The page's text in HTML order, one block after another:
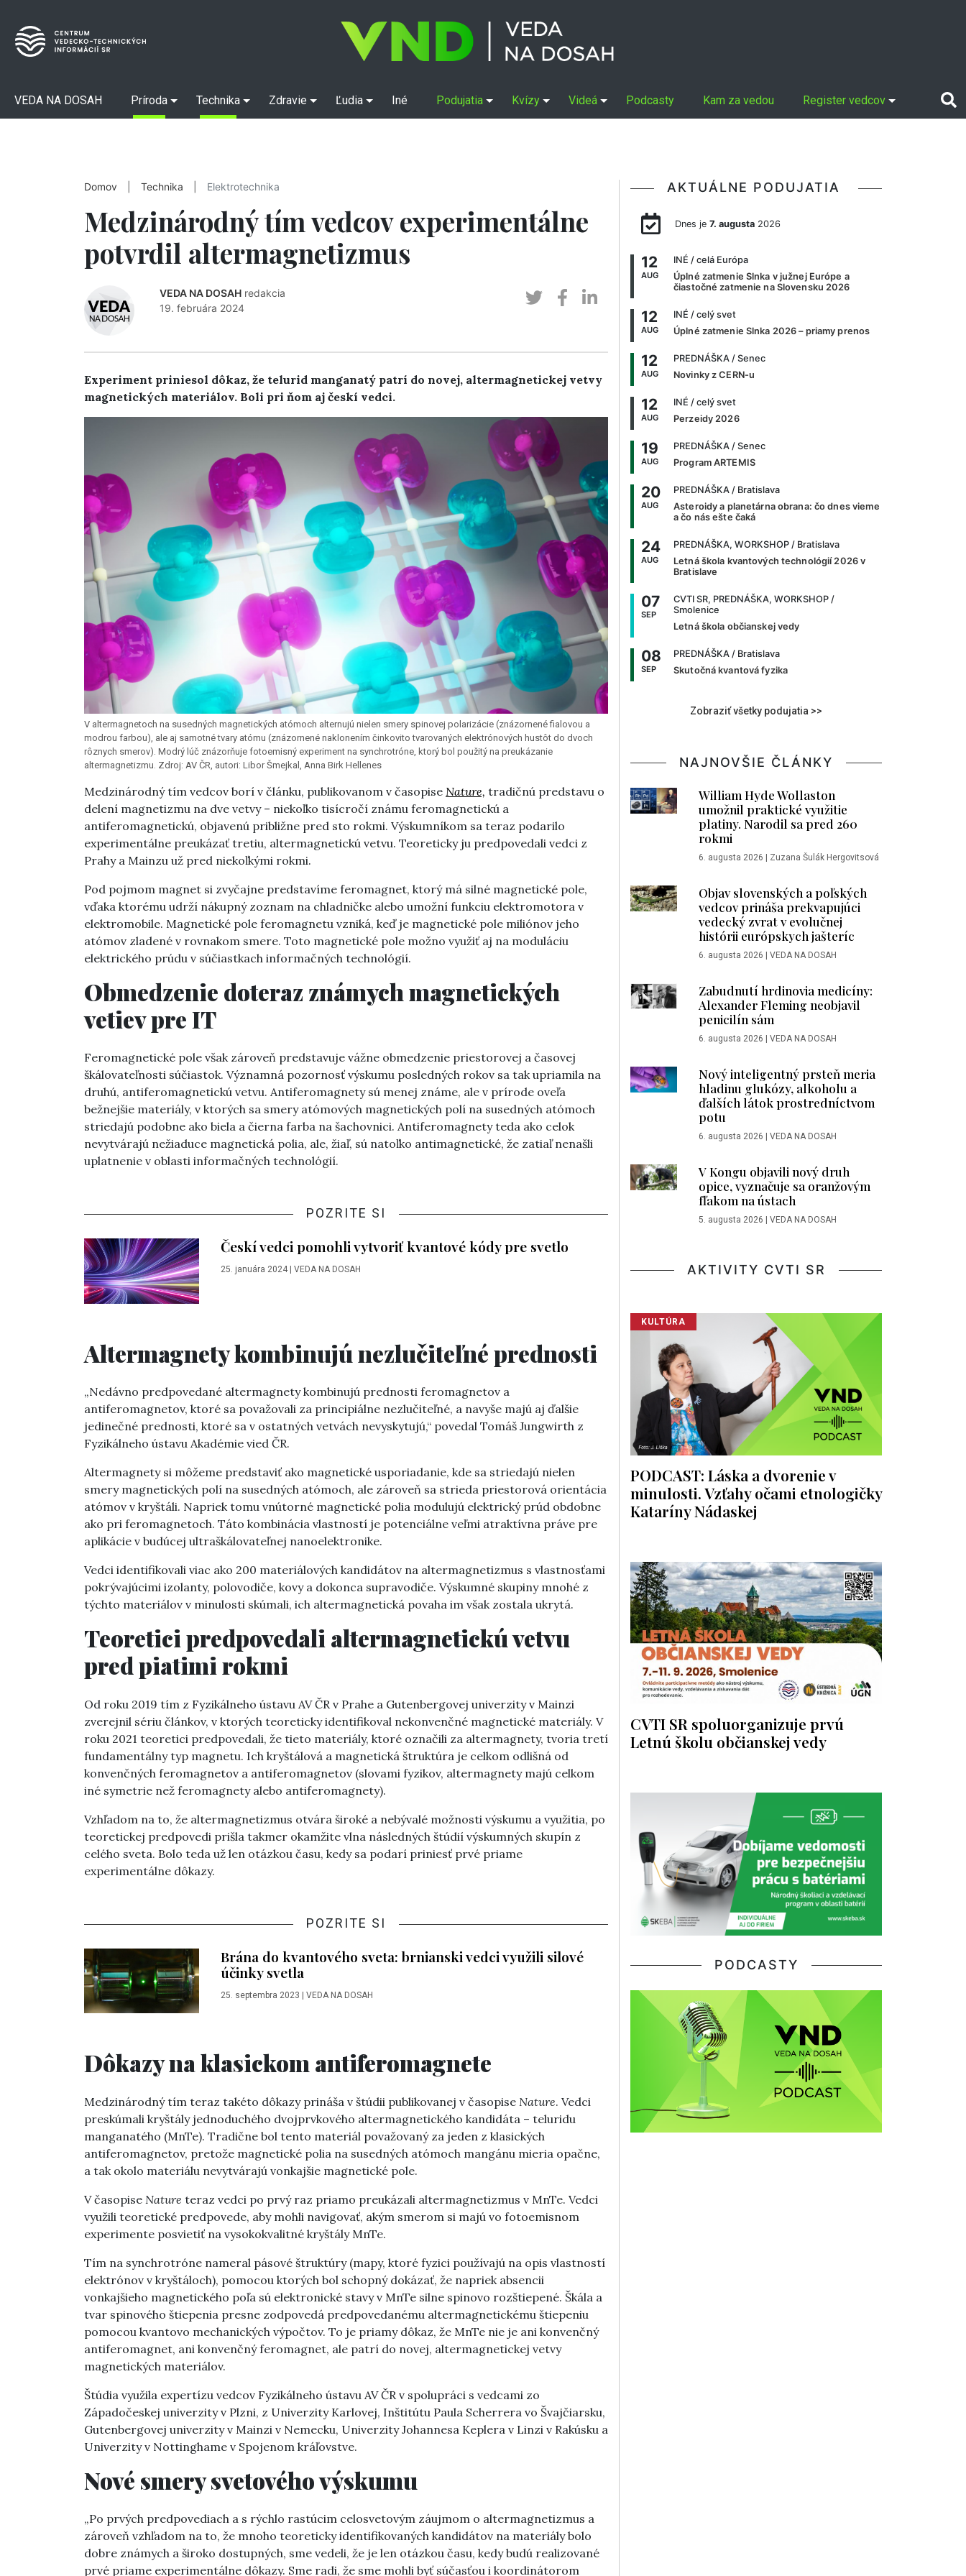
VEDA NA DOSAH Príroda Technika Zdravie Ľudia Iné Podujatia Kvízy Videá Podcasty Kam za vedou Register vedcov
Domov Technika Elektrotechnika
Medzinárodný tím vedcov experimentálne
potvrdil altermagnetizmus
VEDA NA DOSAH redakcia
19. februára 2024
Experiment priniesol dôkaz, že telurid manganatý patrí do novej, altermagnetickej vetvy
magnetických materiálov. Boli pri ňom aj českí vedci.
V altermagnetoch na susedných magnetických atómoch alternujú nielen smery spinovej polarizácie (znázornené fialovou a
modrou farbou), ale aj samotné tvary atómu (znázornené naklonením činkovito tvarovaných elektrónových hustôt do dvoch
rôznych smerov). Modrý lúč znázorňuje fotoemisný experiment na synchrotróne, ktorý bol použitý na preukázanie
altermagnetizmu. Zdroj: AV ČR, autori: Libor Šmejkal, Anna Birk Hellenes
Medzinárodný tím vedcov borí v článku, publikovanom v časopise Nature, tradičnú predstavu o
delení magnetizmu na dve vetvy – niekoľko tisícročí známu feromagnetickú a
antiferomagnetickú, objavenú približne pred sto rokmi. Výskumníkom sa teraz podarilo
experimentálne preukázať tretiu, altermagnetickú vetvu. Teoreticky ju predpovedali vedci z
Prahy a Mainzu už pred niekoľkými rokmi.
Pod pojmom magnet si zvyčajne predstavíme feromagnet, ktorý má silné magnetické pole,
vďaka ktorému udrží nákupný zoznam na chladničke alebo umožní funkciu elektromotora v
elektromobile. Magnetické pole feromagnetu vzniká, keď je magnetické pole miliónov jeho
atómov zladené v rovnakom smere. Toto magnetické pole možno využiť aj na moduláciu
elektrického prúdu v súčiastkach informačných technológií.
Obmedzenie doteraz známych magnetických
vetiev pre IT
Feromagnetické pole však zároveň predstavuje vážne obmedzenie priestorovej a časovej
škálovateľnosti súčiastok. Významná pozornosť výskumu posledných rokov sa tak upriamila na
druhú, antiferomagnetickú vetvu. Antiferomagnety sú menej známe, ale v prírode oveľa
bežnejšie materiály, v ktorých sa smery atómových magnetických polí na susedných atómoch
striedajú podobne ako biela a čierna farba na šachovnici. Antiferomagnety teda ako celok
nevytvárajú nežiaduce magnetická polia, ale, žiaľ, sú natoľko antimagnetické, že zatiaľ nenašli
uplatnenie v oblasti informačných technológií.
POZRITE SI
Českí vedci pomohli vytvoriť kvantové kódy pre svetlo
25. januára 2024| VEDA NA DOSAH
Altermagnety kombinujú nezlučiteľné prednosti
„Nedávno predpovedané altermagnety kombinujú prednosti feromagnetov a
antiferomagnetov, ktoré sa považovali za principiálne nezlučiteľné, a navyše majú aj ďalšie
jedinečné prednosti, ktoré sa v ostatných vetvách nevyskytujú,“ povedal Tomáš Jungwirth z
Fyzikálneho ústavu Akadémie vied ČR.
Altermagnety si môžeme predstaviť ako magnetické usporiadanie, kde sa striedajú nielen
smery magnetických polí na susedných atómoch, ale zároveň sa strieda priestorová orientácia
atómov v kryštáli. Napriek tomu vnútorné magnetické polia modulujú elektrický prúd obdobne
ako pri feromagnetoch. Táto kombinácia vlastností je potenciálne veľmi atraktívna práve pre
aplikácie v budúcej ultraškálovateľnej nanoelektronike.
Vedci identifikovali viac ako 200 materiálových kandidátov na altermagnetizmus s vlastnosťami
pokrývajúcimi izolanty, polovodiče, kovy a dokonca supravodiče. Výskumné skupiny mnohé z
týchto materiálov v minulosti skúmali, ich altermagnetická povaha im však zostala ukrytá.
Teoretici predpovedali altermagnetickú vetvu
pred piatimi rokmi
Od roku 2019 tím z Fyzikálneho ústavu AV ČR v Prahe a Gutenbergovej univerzity v Mainzi
zverejnil sériu článkov, v ktorých teoreticky identifikoval nekonvenčné magnetické materiály. V
roku 2021 teoretici predpovedali, že tieto materiály, ktoré označili za altermagnety, tvoria tretí
fundamentálny typ magnetu. Ich kryštálová a magnetická štruktúra je celkom odlišná od
konvenčných feromagnetov a antiferomagnetov (slovami fyzikov, altermagnety majú celkom
iné symetrie než feromagnety alebo antiferomagnety).
Vzhľadom na to, že altermagnetizmus otvára široké a nebývalé možnosti výskumu a využitia, po
teoretickej predpovedi prišla takmer okamžite vlna následných štúdií výskumných skupín z
celého sveta. Bolo teda už len otázkou času, kedy sa podarí priniesť prvé priame
experimentálne dôkazy.
POZRITE SI
Brána do kvantového sveta: brnianski vedci využili silové
účinky svetla
25. septembra 2023 | VEDA NA DOSAH
Dôkazy na klasickom antiferomagnete
Medzinárodný tím teraz takéto dôkazy prináša v štúdii publikovanej v časopise Nature. Vedci
preskúmali kryštály jednoduchého dvojprvkového altermagnetického kandidáta – teluridu
manganatého (MnTe). Tradične bol tento materiál považovaný za jeden z klasických
antiferomagnetov, pretože magnetické polia na susedných atómoch mangánu mieria opačne,
a tak okolo materiálu nevytvárajú vonkajšie magnetické pole.
V časopise Nature teraz vedci po prvý raz priamo preukázali altermagnetizmus v MnTe. Vedci
využili teoretické predpovede, aby mohli navigovať, akým smerom si majú vo fotoemisnom
experimente posvietiť na vysokokvalitné kryštály MnTe.
Tím na synchrotróne nameral pásové štruktúry (mapy, ktoré fyzici používajú na opis vlastností
elektrónov v kryštáloch), pomocou ktorých bol schopný dokázať, že napriek absencii
vonkajšieho magnetického poľa sú elektronické stavy v MnTe silne spinovo rozštiepené. Škála a
tvar spinového štiepenia presne zodpovedá predpovedanému altermagnetickému štiepeniu
pomocou kvantovo mechanických výpočtov. To je priamy dôkaz, že MnTe nie je ani konvenčný
antiferomagnet, ani konvenčný feromagnet, ale patrí do novej, altermagnetickej vetvy
magnetických materiálov.
Štúdia využila expertízu vedcov Fyzikálneho ústavu AV ČR v spolupráci s vedcami zo
Západočeskej univerzity v Plzni, z Univerzity Karlovej, Inštitútu Paula Scherrera vo Švajčiarsku,
Gutenbergovej univerzity v Mainzi v Nemecku, Univerzity Johannesa Keplera v Linzi v Rakúsku a
Univerzity v Nottinghame v Spojenom kráľovstve.
Nové smery svetového výskumu
„Po prvých predpovediach a s rýchlo rastúcim celosvetovým záujmom o altermagnetizmus a
zároveň vzhľadom na to, že mnoho teoreticky identifikovaných kandidátov na materiály bolo
dobre známych a široko dostupných, sme vedeli, že je len otázkou času, kedy budú realizované
prvé priame experimentálne dôkazy. Sme radi, že sme mohli byť súčasťou i koordinátorom
AKTUÁLNE PODUJATIA
Dnes je 7. augusta2026
12
AUG
INÉ / celá Európa
Úplné zatmenie Slnka v južnej Európe a
čiastočné zatmenie na Slovensku 2026
12
AUG
INÉ / celý svet
Úplné zatmenie Slnka 2026 – priamy prenos
12
AUG
PREDNÁŠKA / Senec
Novinky z CERN-u
12
AUG
INÉ / celý svet
Perzeidy 2026
19
AUG
PREDNÁŠKA / Senec
Program ARTEMIS
20
AUG
PREDNÁŠKA / Bratislava
Asteroidy a planetárna obrana: čo dnes vieme
a čo nás ešte čaká
24
AUG
PREDNÁŠKA, WORKSHOP / Bratislava
Letná škola kvantových technológií 2026 v
Bratislave
07
SEP
CVTI SR, PREDNÁŠKA, WORKSHOP /
Smolenice
Letná škola občianskej vedy
08
SEP
PREDNÁŠKA / Bratislava
Skutočná kvantová fyzika
Zobraziť všetky podujatia >>
NAJNOVŠIE ČLÁNKY
William Hyde Wollaston
umožnil praktické využitie
platiny. Narodil sa pred 260
rokmi
6. augusta 2026 | Zuzana Šulák Hergovitsová
Objav slovenských a poľských
vedcov prináša prekvapujúci
vedecký zvrat v evolučnej
histórii európskych jašteríc
6. augusta 2026 | VEDA NA DOSAH
Zabudnutí hrdinovia medicíny:
Alexander Fleming neobjavil
penicilín sám
6. augusta 2026 | VEDA NA DOSAH
Nový inteligentný prsteň meria
hladinu glukózy, alkoholu a
ďalších látok prostredníctvom
potu
6. augusta 2026 | VEDA NA DOSAH
V Kongu objavili nový druh
opice, vyznačuje sa oranžovým
fľakom na ústach
5. augusta 2026 | VEDA NA DOSAH
AKTIVITY CVTI SR
KULTÚRA
PODCAST: Láska a dvorenie v
minulosti. Vzťahy očami etnologičky
Kataríny Nádaskej
CVTI SR spoluorganizuje prvú
Letnú školu občianskej vedy
PODCASTY